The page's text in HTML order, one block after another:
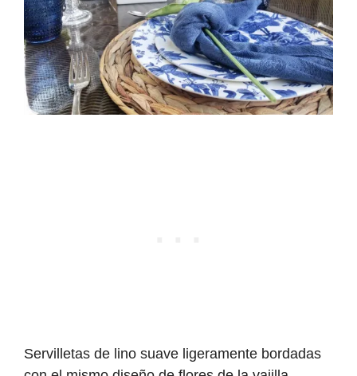
Servilletas de lino suave ligeramente bordadas